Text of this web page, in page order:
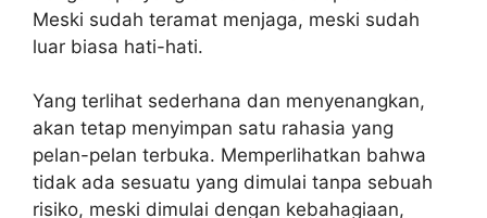
Meski sudah teramat menjaga, meski sudah
luar biasa hati-hati.
Yang terlihat sederhana dan menyenangkan,
akan tetap menyimpan satu rahasia yang
pelan-pelan terbuka. Memperlihatkan bahwa
tidak ada sesuatu yang dimulai tanpa sebuah
risiko, meski dimulai dengan kebahagiaan,